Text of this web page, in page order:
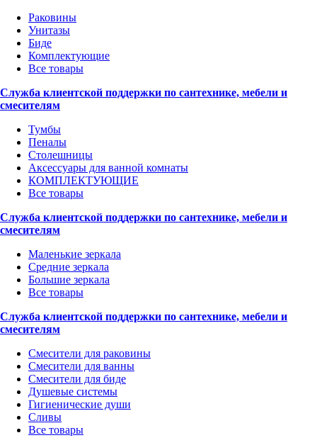
Раковины
Унитазы
Биде
Комплектующие
Все товары
Служба клиентской поддержки по сантехнике, мебели и
смесителям
Тумбы
Пеналы
Столешницы
Аксессуары для ванной комнаты
КОМПЛЕКТУЮЩИЕ
Все товары
Служба клиентской поддержки по сантехнике, мебели и
смесителям
Маленькие зеркала
Средние зеркала
Большие зеркала
Все товары
Служба клиентской поддержки по сантехнике, мебели и
смесителям
Смесители для раковины
Смесители для ванны
Смесители для биде
Душевые системы
Гигиенические души
Сливы
Все товары